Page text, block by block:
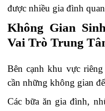
được nhiều gia đình
Không Gian
Vai Trò Trung
Bên cạnh khu vực
cần những không gian
Các bữa ăn gia đình,